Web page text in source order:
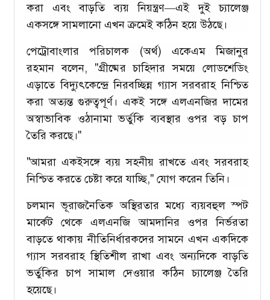
করা এবং বাড়তি ব্যয় নিয়ন্ত্রণ—এই দুই চ্যালেঞ্জ
একসঙ্গে সামলানো এখন ক্রমেই কঠিন হয়ে উঠছে।
পেট্রোবাংলার পরিচালক (অর্থ) একেএম মিজানুর
রহমান বলেন, "গ্রীষ্মের চাহিদার সময়ে লোডশেডিং
এড়াতে বিদ্যুৎকেন্দ্রে নিরবচ্ছিন্ন গ্যাস সরবরাহ নিশ্চিত
করা অত্যন্ত গুরুত্বপূর্ণ। একই সঙ্গে এলএনজির দামের
অস্বাভাবিক ওঠানামা ভর্তুকি ব্যবস্থার ওপর বড় চাপ
তৈরি করছে।"
"আমরা একইসঙ্গে ব্যয় সহনীয় রাখতে এবং সরবরাহ
নিশ্চিত করতে চেষ্টা করে যাচ্ছি," যোগ করেন তিনি।
চলমান ভূরাজনৈতিক অস্থিরতার মধ্যে ব্যয়বহুল স্পট
মার্কেট থেকে এলএনজি আমদানির ওপর নির্ভরতা
বাড়তে থাকায় নীতিনির্ধারকদের সামনে এখন একদিকে
গ্যাস সরবরাহ স্থিতিশীল রাখা এবং অন্যদিকে বাড়তি
ভর্তুকির চাপ সামাল দেওয়ার কঠিন চ্যালেঞ্জ তৈরি
হয়েছে।